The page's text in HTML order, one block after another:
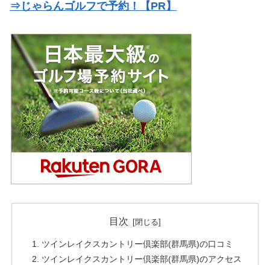
⇒じゃらんゴルフで予約！【PR】
目次
ツインレイクスカントリー倶楽部(群馬県)の口コミ
ツインレイクスカントリー倶楽部(群馬県)のアクセス